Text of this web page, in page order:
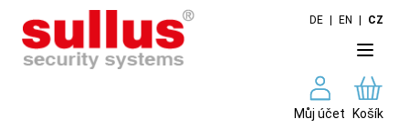
Skip to Content
DE EN CZ
Můj účet Košík